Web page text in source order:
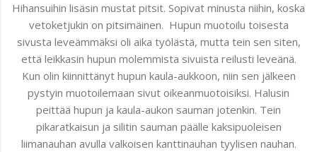
Hihansuihin lisäsin mustat pitsit. Sopivat minusta niihin, koska
vetoketjukin on pitsimäinen. Hupun muotoilu toisesta
sivusta leveämmäksi oli aika työlästä, mutta tein sen siten,
että leikkasin hupun molemmista sivuista reilusti leveänä.
Kun olin kiinnittänyt hupun kaula-aukkoon, niin sen jälkeen
pystyin muotoilemaan sivut oikeanmuotoisiksi. Halusin
peittää hupun ja kaula-aukon sauman jotenkin. Tein
pikaratkaisun ja silitin sauman päälle kaksipuoleisen
liimanauhan avulla valkoisen kanttinauhan tyylisen nauhan.